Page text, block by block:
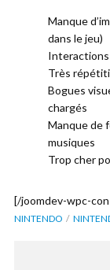
Manque
dans le jeu)
Interactions
Très
Bogues
chargés
Manque de
musiques
Trop cher
[/joomdev-wpc-
NINTENDO